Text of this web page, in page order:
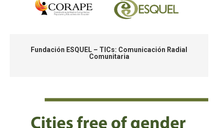
Fundación ESQUEL – TICs: Comunicación Radial
Comunitaria